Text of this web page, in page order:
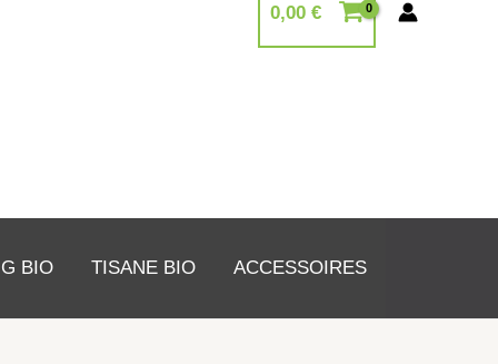
0,00 €
BIO TISANE BIO ACCESSOIRES